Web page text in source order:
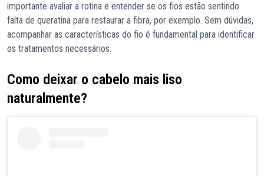
importante avaliar a rotina e entender se os fios estão sentindo
falta de queratina para restaurar a fibra, por exemplo. Sem dúvidas,
acompanhar as características do fio é fundamental para identificar
os tratamentos necessários.
Como deixar o cabelo mais liso
naturalmente?